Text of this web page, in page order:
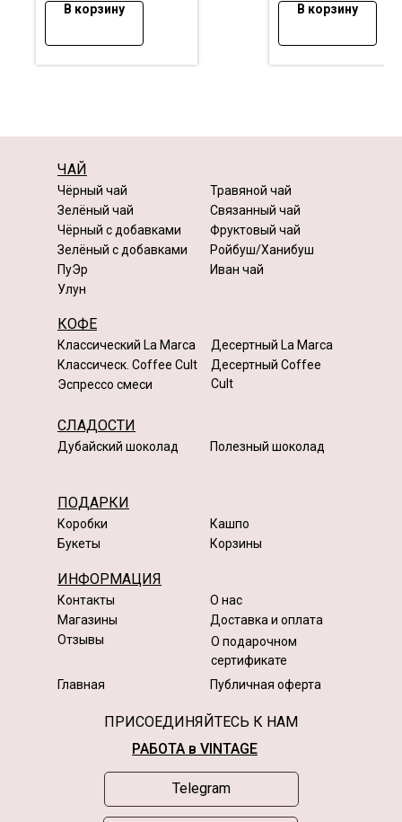
В корзину В корзину
ЧАЙ
Чёрный чай
Зелёный чай
Чёрный с добавками
Классическ. Coffee Cult
Зелёный с добавками
ПуЭр
Улун
Травяной чай
Связанный чай
Фруктовый чай
Ройбуш/Ханибуш
Иван чай
Классический La Marca
КОФЕ
Десертный Coffee
Cult
Десертный La Marca
Эспрессо смеси
СЛАДОСТИ
Дубайский шоколад Полезный шоколад
ПОДАРКИ
Коробки
Букеты
Кашпо
Корзины
ИНФОРМАЦИЯ
Контакты
Магазины
Отзывы
О нас
Доставка и оплата
Публичная оферта
Главная
ПРИСОЕДИНЯЙТЕСЬ К НАМ
Telegram
РАБОТА в VINTAGE
О подарочном
сертификате